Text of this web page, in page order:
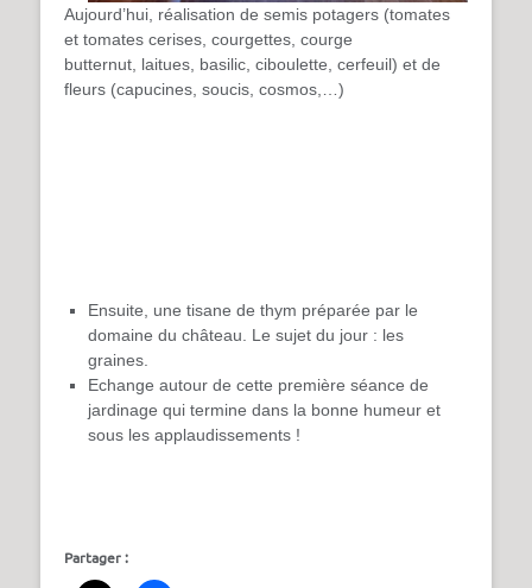
Aujourd’hui, réalisation de semis potagers (tomates
et tomates cerises, courgettes, courge
butternut, laitues, basilic, ciboulette, cerfeuil) et de
fleurs (capucines, soucis, cosmos,…)
Ensuite, une tisane de thym préparée par le
domaine du château. Le sujet du jour : les
graines.
Echange autour de cette première séance de
jardinage qui termine dans la bonne humeur et
sous les applaudissements !
Partager :